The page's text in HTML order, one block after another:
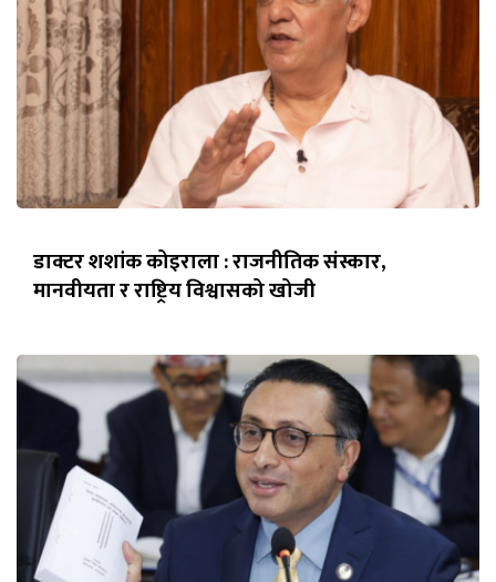
डाक्टर शशांक कोइराला : राजनीतिक संस्कार,
मानवीयता र राष्ट्रिय विश्वासको खोजी